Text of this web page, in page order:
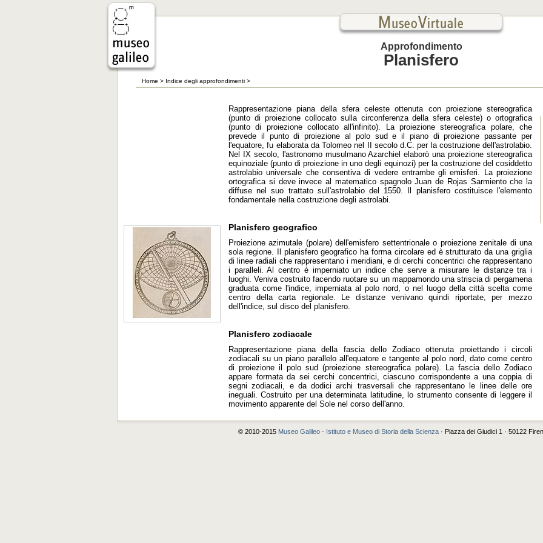
Approfondimento
Planisfero
Home > Indice degli approfondimenti >
Rappresentazione piana della sfera celeste ottenuta con proiezione stereografica
(punto di proiezione collocato sulla circonferenza della sfera celeste) o ortografica
(punto di proiezione collocato all'infinito). La proiezione stereografica polare, che
prevede il punto di proiezione al polo sud e il piano di proiezione passante per
l'equatore, fu elaborata da Tolomeo nel II secolo d.C. per la costruzione dell'astrolabio.
Nel IX secolo, l'astronomo musulmano Azarchiel elaborò una proiezione stereografica
equinoziale (punto di proiezione in uno degli equinozi) per la costruzione del cosiddetto
astrolabio universale che consentiva di vedere entrambe gli emisferi. La proiezione
ortografica si deve invece al matematico spagnolo Juan de Rojas Sarmiento che la
diffuse nel suo trattato sull'astrolabio del 1550. Il planisfero costituisce l'elemento
fondamentale nella costruzione degli astrolabi.
Planisfero geografico
Proiezione azimutale (polare) dell'emisfero settentrionale o proiezione zenitale di una
sola regione. Il planisfero geografico ha forma circolare ed è strutturato da una griglia
di linee radiali che rappresentano i meridiani, e di cerchi concentrici che rappresentano
i paralleli. Al centro è imperniato un indice che serve a misurare le distanze tra i
luoghi. Veniva costruito facendo ruotare su un mappamondo una striscia di pergamena
graduata come l'indice, imperniata al polo nord, o nel luogo della città scelta come
centro della carta regionale. Le distanze venivano quindi riportate, per mezzo
dell'indice, sul disco del planisfero.
Planisfero zodiacale
Rappresentazione piana della fascia dello Zodiaco ottenuta proiettando i circoli
zodiacali su un piano parallelo all'equatore e tangente al polo nord, dato come centro
di proiezione il polo sud (proiezione stereografica polare). La fascia dello Zodiaco
appare formata da sei cerchi concentrici, ciascuno corrispondente a una coppia di
segni zodiacali, e da dodici archi trasversali che rappresentano le linee delle ore
ineguali. Costruito per una determinata latitudine, lo strumento consente di leggere il
movimento apparente del Sole nel corso dell'anno.
© 2010-2015 Museo Galileo - Istituto e Museo di Storia della Scienza · Piazza dei Giudici 1 · 50122